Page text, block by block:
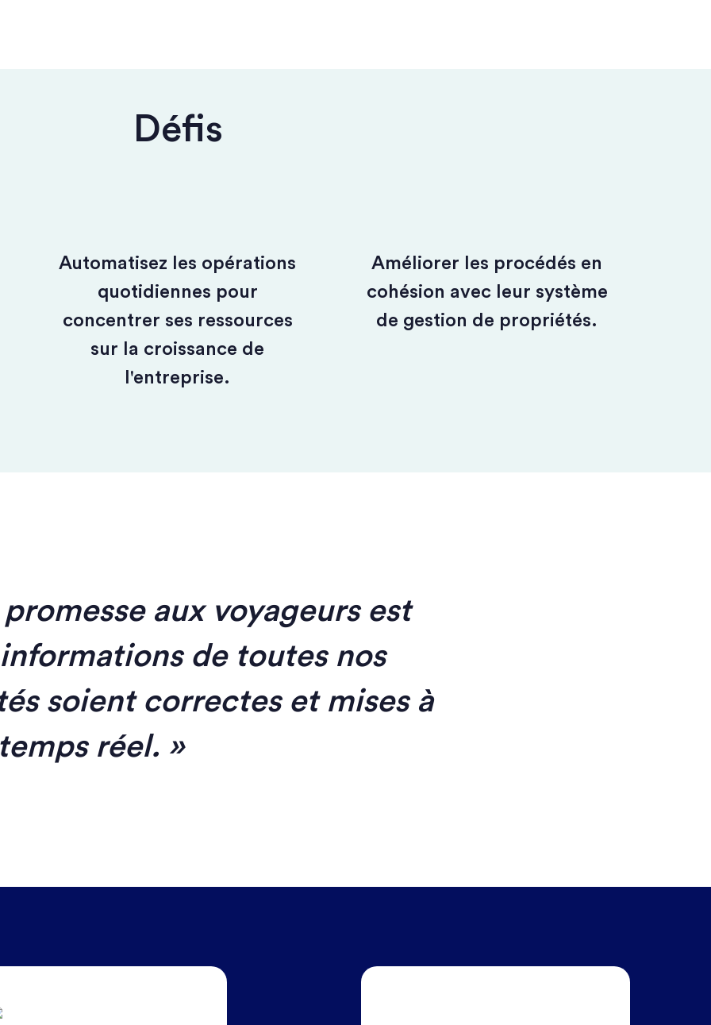
Défis
Automatisez les opérations
quotidiennes pour
concentrer ses ressources
sur la croissance de
l'entreprise.
Améliorer les procédés en
cohésion avec leur système
de gestion de propriétés.
aux voyageurs est
de toutes nos
soient correctes et mises à
réel.